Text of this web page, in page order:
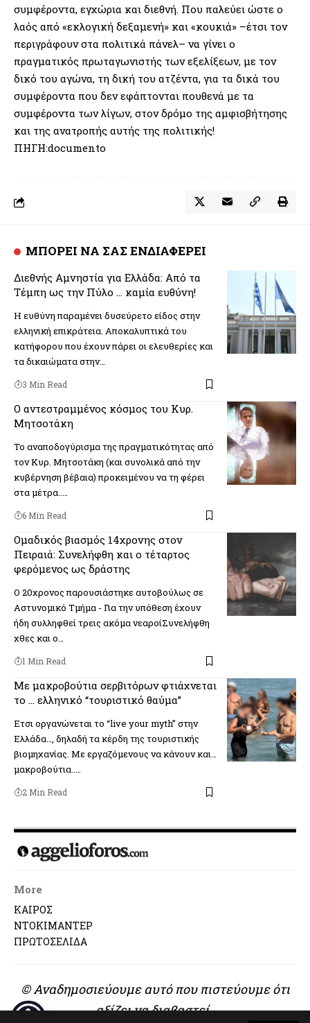
συµφέροντα, εγχώρια και διεθνή. Που παλεύει ώστε ο
λαός από «εκλογική δεξαµενή» και «κουκιά» –έτσι τον
περιγράφουν στα πολιτικά πάνελ– να γίνει ο
πραγµατικός πρωταγωνιστής των εξελίξεων, µε τον
δικό του αγώνα, τη δική του ατζέντα, για τα δικά του
συµφέροντα που δεν εφάπτονται πουθενά µε τα
συµφέροντα των λίγων, στον δρόµο της αµφισβήτησης
και της ανατροπής αυτής της πολιτικής!
ΠΗΓΗ:documento
ΜΠΟΡΕΙ ΝΑ ΣΑΣ ΕΝΔΙΑΦΕΡΕΙ
Διεθνής Αμνηστία για Ελλάδα: Από τα
Τέμπη ως την Πύλο … καμία ευθύνη!
Η ευθύνη παραμένει δυσεύρετο είδος στην
ελληνική επικράτεια. Αποκαλυπτικά του
κατήφορου που έχουν πάρει οι ελευθερίες και
τα δικαιώματα στην…
3 Min Read
O αντεστραμμένος κόσμος του Κυρ.
Μητσοτάκη
Το αναποδογύρισμα της πραγματικότητας από
τον Κυρ. Μητσοτάκη (και συνολικά από την
κυβέρνηση βέβαια) προκειμένου να τη φέρει
στα μέτρα..…
6 Min Read
Ομαδικός βιασμός 14χρονης στον
Πειραιά: Συνελήφθη και ο τέταρτος
φερόμενος ως δράστης
Ο 20χρονος παρουσιάστηκε αυτοβούλως σε
Αστυνομικό Τμήμα - Για την υπόθεση έχουν
ήδη συλληφθεί τρεις ακόμα νεαροίΣυνελήφθη
χθες και ο…
1 Min Read
Με μακροβούτια σερβιτόρων φτιάχνεται
το … ελληνικό “τουριστικό θαύμα”
Ετσι οργανώνεται το “live your myth” στην
Ελλάδα…, δηλαδή τα κέρδη της τουριστικής
βιομηχανίας. Με εργαζόμενους να κάνουν και…
μακροβούτια..…
2 Min Read
More
ΚΑΙΡΟΣ
ΝΤΟΚΙΜΑΝΤΕΡ
ΠΡΩΤΟΣΕΛΙΔΑ
© Αναδημοσιεύουμε αυτό που πιστεύουμε ότι
αξίζει να διαβαστεί..